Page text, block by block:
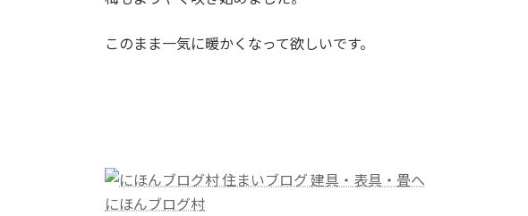
このまま一気に暖かくなって欲しいです。
にほんブログ村